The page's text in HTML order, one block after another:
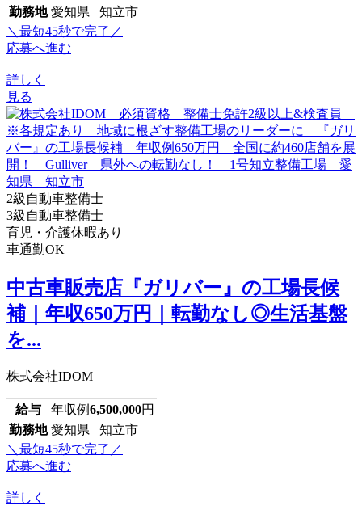
勤務地 愛知県 知立市
＼最短45秒で完了／
応募へ進む
詳しく
見る
2級自動車整備士
3級自動車整備士
育児・介護休暇あり
車通勤OK
中古車販売店『ガリバー』の工場長候
補｜年収650万円｜転勤なし◎生活基盤
を...
株式会社IDOM
給与 年収例6,500,000円
勤務地 愛知県 知立市
＼最短45秒で完了／
応募へ進む
詳しく